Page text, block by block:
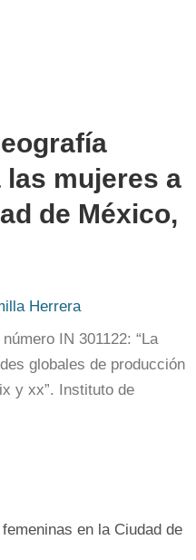
las mujeres a
de México,
Herrera
IN 301122: “La
globales de producción
y xx”. Instituto de
en la Ciudad de